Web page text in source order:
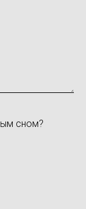
сном?